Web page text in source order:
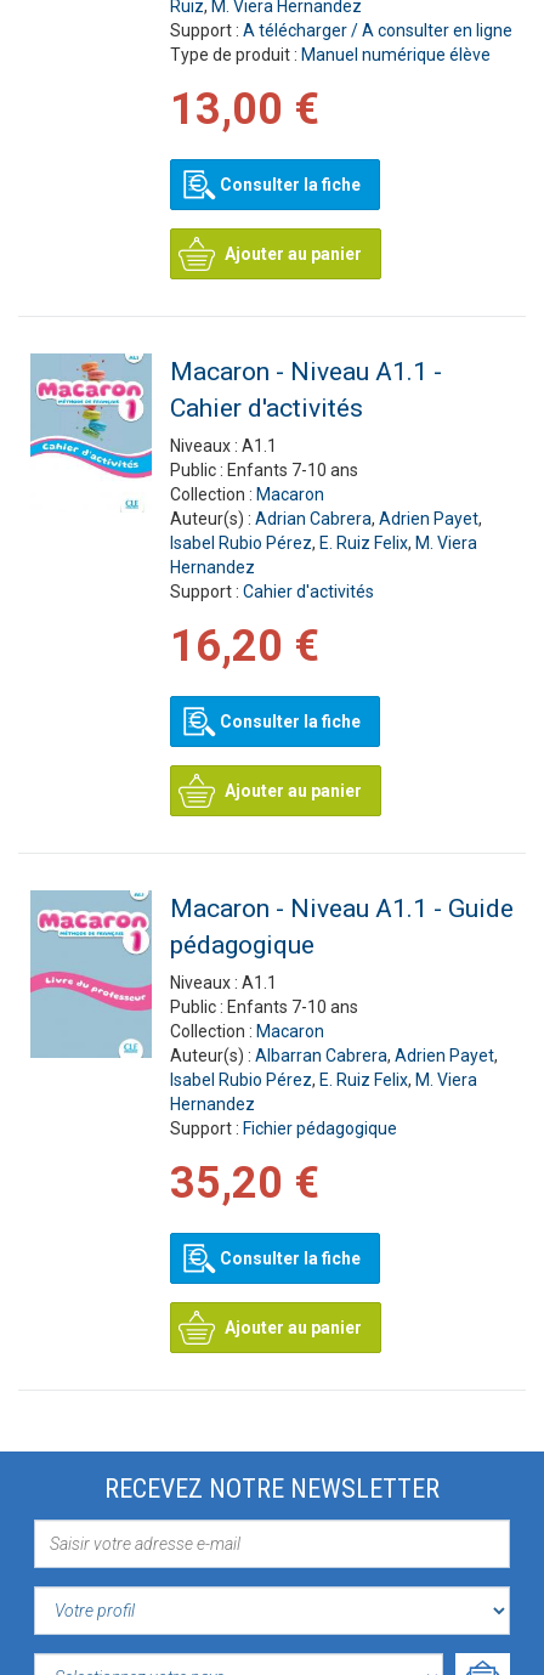
Ruiz, M. Viera Hernandez
Support : A télécharger / A consulter en ligne
Type de produit : Manuel numérique élève
13,00 €
Consulter la fiche
Ajouter au panier
Macaron - Niveau A1.1 -
Cahier d'activités
Niveaux : A1.1
Public : Enfants 7-10 ans
Collection : Macaron
Auteur(s) : Adrian Cabrera, Adrien Payet,
Isabel Rubio Pérez, E. Ruiz Felix, M. Viera
Hernandez
Support : Cahier d'activités
16,20 €
Consulter la fiche
Ajouter au panier
Macaron - Niveau A1.1 - Guide
pédagogique
Niveaux : A1.1
Public : Enfants 7-10 ans
Collection : Macaron
Auteur(s) : Albarran Cabrera, Adrien Payet,
Isabel Rubio Pérez, E. Ruiz Felix, M. Viera
Hernandez
Support : Fichier pédagogique
35,20 €
Consulter la fiche
Ajouter au panier
RECEVEZ NOTRE NEWSLETTER
VOTRE